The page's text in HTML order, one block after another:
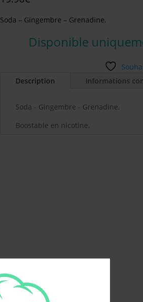
Soda – Gingembre – Grenadine.
Disponible
Description
Informations
Soda - Gingembre - Grenadine.
Boostable en nicotine.